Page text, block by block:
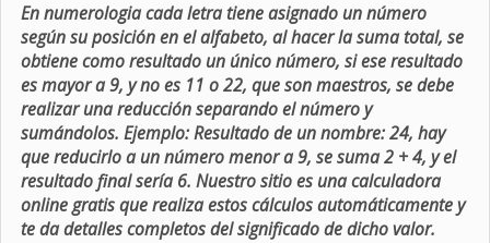
En numerologia cada letra tiene asignado un número
según su posición en el alfabeto, al hacer la suma total, se
obtiene como resultado un único número, si ese resultado
es mayor a 9, y no es 11 o 22, que son maestros, se debe
realizar una reducción separando el número y
sumándolos. Ejemplo: Resultado de un nombre: 24, hay
que reducirlo a un número menor a 9, se suma 2 + 4, y el
resultado final sería 6. Nuestro sitio es una calculadora
online gratis que realiza estos cálculos automáticamente y
te da detalles completos del significado de dicho valor.